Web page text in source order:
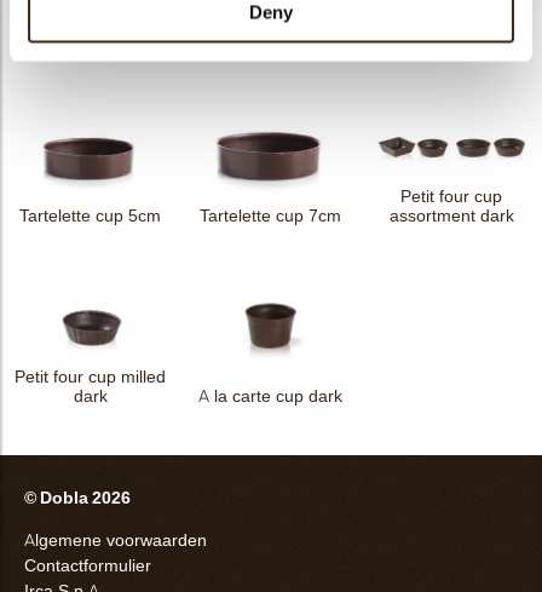
Deny
Minicup dark Ballerina cup dark Pisa cup dark
Tartelette cup 5cm Tartelette cup 7cm
Petit four cup
assortment dark
Petit four cup milled
dark
A la carte cup dark
© Dobla 2026
Algemene voorwaarden
Contactformulier